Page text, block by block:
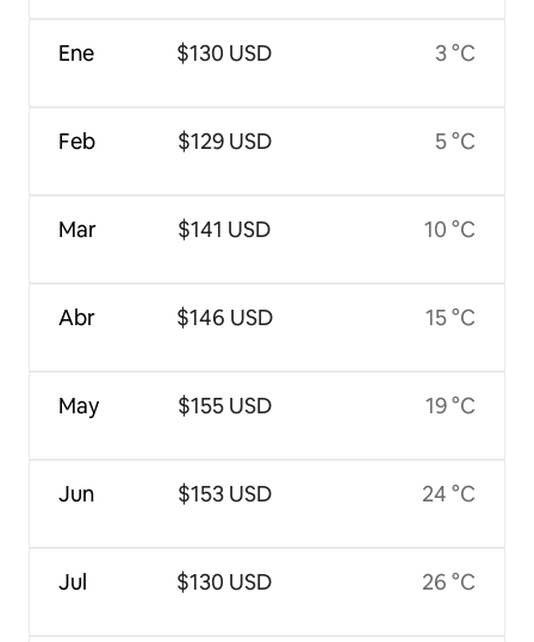
Ene
Feb
Mar
Abr
May
Jun
Jul
$130 USD
$129 USD
$141 USD
$146 USD
$155 USD
$153 USD
$130 USD
3 °C
5 °C
10 °C
15 °C
19 °C
24 °C
26 °C